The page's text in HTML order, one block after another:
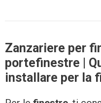
Zanzariere per
portefinestre |
installare per la